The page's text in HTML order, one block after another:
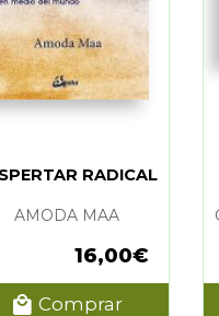
RADICAL
AMODA MAA
16,00€
Comprar